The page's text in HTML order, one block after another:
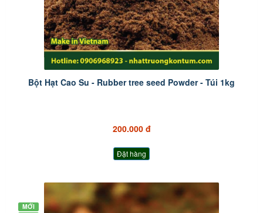
Bột Hạt Cao Su - Rubber tree seed Powder - Túi 1kg
200.000 đ
Đặt hàng
MỚI